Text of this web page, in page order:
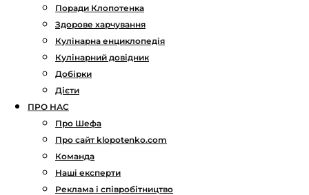
Поради Клопотенка
Здорове харчування
Кулінарна енциклопедія
Кулінарний довідник
Добірки
Дієти
ПРО НАС
Про Шефа
Про сайт klopotenko.com
Команда
Наші експерти
Реклама і співробітництво